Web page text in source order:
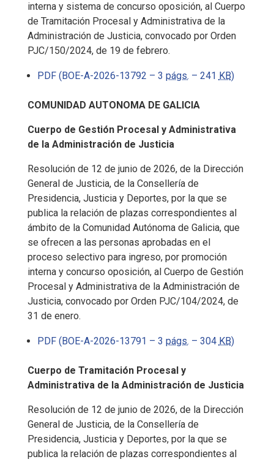
interna y sistema de concurso oposición, al Cuerpo
de Tramitación Procesal y Administrativa de la
Administración de Justicia, convocado por Orden
PJC/150/2024, de 19 de febrero.
PDF (BOE-A-2026-13792 – 3 págs. – 241 KB)
COMUNIDAD AUTONOMA DE GALICIA
Cuerpo de Gestión Procesal y Administrativa
de la Administración de Justicia
Resolución de 12 de junio de 2026, de la Dirección
General de Justicia, de la Consellería de
Presidencia, Justicia y Deportes, por la que se
publica la relación de plazas correspondientes al
ámbito de la Comunidad Autónoma de Galicia, que
se ofrecen a las personas aprobadas en el
proceso selectivo para ingreso, por promoción
interna y concurso oposición, al Cuerpo de Gestión
Procesal y Administrativa de la Administración de
Justicia, convocado por Orden PJC/104/2024, de
31 de enero.
PDF (BOE-A-2026-13791 – 3 págs. – 304 KB)
Cuerpo de Tramitación Procesal y
Administrativa de la Administración de Justicia
Resolución de 12 de junio de 2026, de la Dirección
General de Justicia, de la Consellería de
Presidencia, Justicia y Deportes, por la que se
publica la relación de plazas correspondientes al